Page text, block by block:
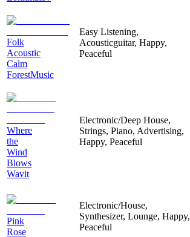
Folk
Acoustic
Calm
ForestMusic
Easy Listening,
Acousticguitar, Happy,
Peaceful
Where
the
Wind
Blows
Wavit
Electronic/Deep House,
Strings, Piano, Advertising,
Happy, Peaceful
Pink
Rose
Electronic/House,
Synthesizer, Lounge, Happy,
Peaceful